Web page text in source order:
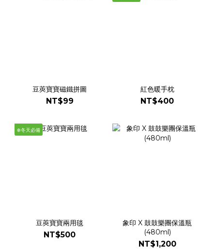
豆莢寶寶磁鐵拼圖
NT$99
紅色暖手枕
NT$400
❄️冬天必備
豆莢寶寶兩用毯
NT$500
象印 X 鼓鼓樂團保溫瓶
(480ml)
NT$1,200